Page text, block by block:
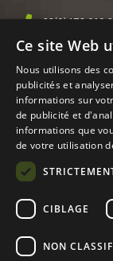
+33(0)476 010
News
Follow all our
Discover
Ce site Web
Nous utilisons des
publicités et
informations sur
de publicité et
informations que
de votre utilisation
CIBLAGE
NON